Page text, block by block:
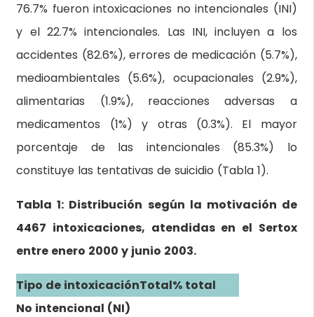
76.7% fueron intoxicaciones no intencionales (INI)
y el 22.7% intencionales. Las INI, incluyen a los
accidentes (82.6%), errores de medicación (5.7%),
medioambientales (5.6%), ocupacionales (2.9%),
alimentarias (1.9%), reacciones adversas a
medicamentos (1%) y otras (0.3%). El mayor
porcentaje de las intencionales (85.3%) lo
constituye las tentativas de suicidio (Tabla 1).
Tabla 1: Distribución según la motivación de
4467 intoxicaciones, atendidas en el Sertox
entre enero 2000 y junio 2003.
Tipo de intoxicaciónTotal% total
No intencional (NI)